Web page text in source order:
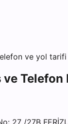
ve yol
ve
27 /27B